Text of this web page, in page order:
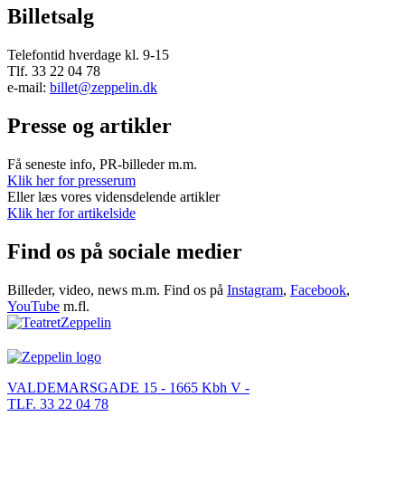
Billetsalg
Telefontid hverdage kl. 9-15
Tlf. 33 22 04 78
e-mail: billet@zeppelin.dk
Presse og artikler
Få seneste info, PR-billeder m.m.
Klik her for presserum
Eller læs vores vidensdelende artikler
Klik her for artikelside
Find os på sociale medier
Billeder, video, news m.m. Find os på Instagram, Facebook,
YouTube m.fl.
VALDEMARSGADE 15 - 1665 Kbh V -
TLF. 33 22 04 78